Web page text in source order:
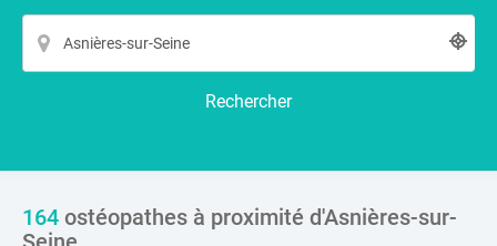
Rechercher
164 ostéopathes à proximité d'Asnières-sur-